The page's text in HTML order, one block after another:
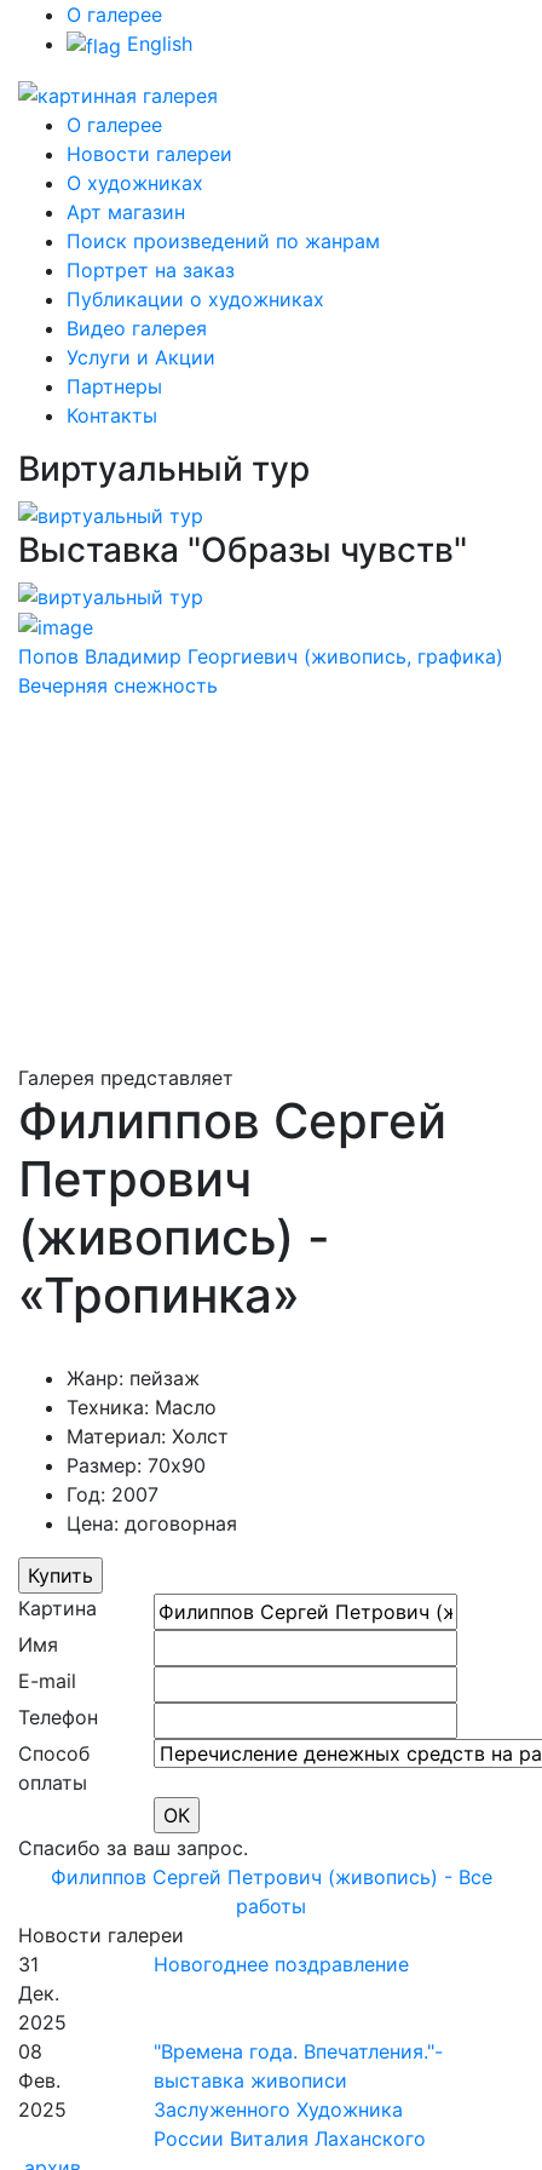
О галерее
English
О галерее
Новости галереи
О художниках
Арт магазин
Поиск произведений по жанрам
Портрет на заказ
Публикации о художниках
Видео галерея
Услуги и Акции
Партнеры
Контакты
Виртуальный тур
Выставка "Образы чувств"
Попов Владимир Георгиевич (живопись, графика)
Вечерняя снежность
Галерея представляет
Филиппов Сергей
Петрович
(живопись) -
«Тропинка»
Жанр: пейзаж
Техника: Масло
Материал: Холст
Размер: 70х90
Год: 2007
Цена: договорная
Картина
Имя
E-mail
Телефон
Способ
оплаты
Спасибо за ваш запрос.
Филиппов Сергей Петрович (живопись) - Все
работы
Новости галереи
31
Дек.
2025
Новогоднее поздравление
08
Фев.
2025
"Времена года. Впечатления."-
выставка живописи
Заслуженного Художника
России Виталия Лаханского